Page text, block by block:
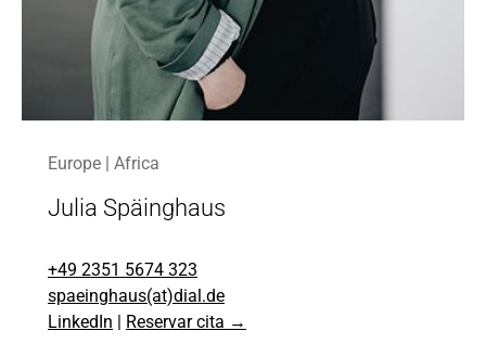
Europe | Africa
Julia Späinghaus
+49 2351 5674 323
spaeinghaus(at)dial.de
LinkedIn | Reservar cita →